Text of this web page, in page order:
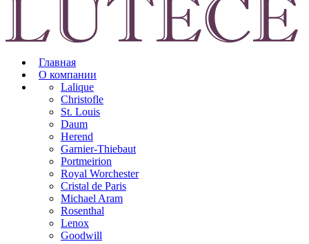
Главная
О компании
Lalique
Christofle
St. Louis
Daum
Herend
Garnier-Thiebaut
Portmeirion
Royal Worchester
Cristal de Paris
Michael Aram
Rosenthal
Lenox
Goodwill